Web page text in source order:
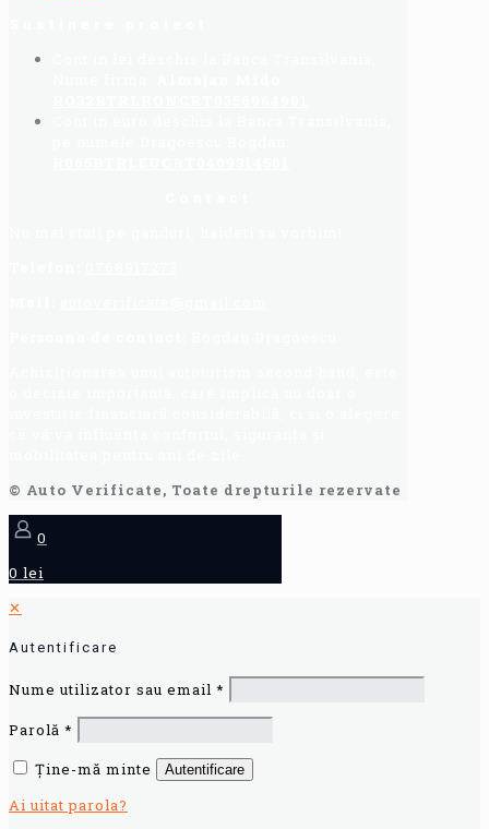
© Auto Verificate, Toate drepturile rezervate
0
0 lei
✕
Autentificare
Nume utilizator sau email *
Parolă *
Ține-mă minte
Autentificare
Ai uitat parola?